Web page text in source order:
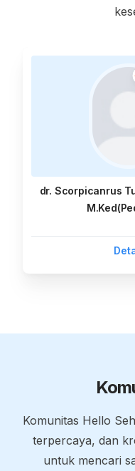
dr. Scorpicanrus
Komunitas Hello
terpercaya, dan
untuk mencari